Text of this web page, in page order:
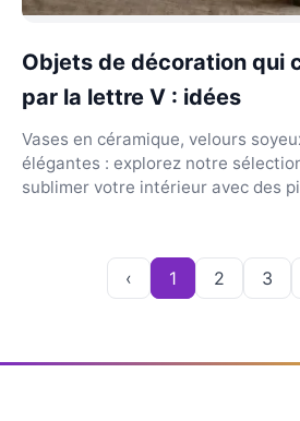
Objets de décoration qui
par la lettre V : idées
Vases en céramique, velours
élégantes : explorez notre
sublimer votre intérieur avec des
‹ 1 2 3